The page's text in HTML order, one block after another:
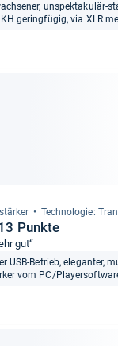
unspektakulär-
geringfügig, via XLR
Tech­no­lo­gie:
Punkte
gut“
USB-Betrieb, eleganter,
vom PC/